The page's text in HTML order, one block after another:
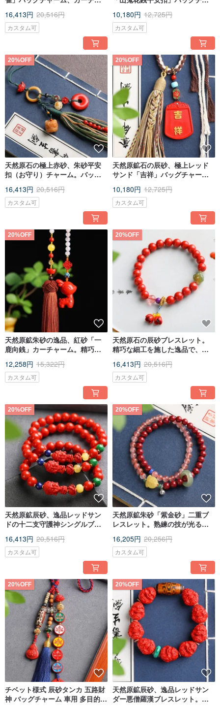
有量95%以上。
16,413円 20,516円
カスタム可
デザインの逸品。
10,180円 12,725円
カスタム可
20%OFF
天然原石の極上赤砂、朱砂平安
扣（お守り）チャーム。バッグ
朱砂含有量95%以上。
16,413円 20,516円
カスタム可
20%OFF
天然原鉱石の辰砂、極上レッド
サンド「吉祥」バッグチャー
ーム。辰砂含有量95%以上。
10,180円 12,725円
カスタム可
20%OFF
天然原鉱朱砂の逸品、紅砂「一
鹿向銭」カーチャーム。精巧な
12,258円 15,322円
カスタム可
20%OFF
天然原石の辰砂ブレスレット。
精巧な細工を施した逸品で、辰
16,413円 20,516円
カスタム可
20%OFF
天然原鉱辰砂、逸品レッドサン
ドの十二支守護神シングルブレ
上。
16,413円 20,516円
カスタム可
20%OFF
天然原鉱朱砂「紫金砂」二重ブ
レスレット。熟練の技が光る逸
上。
16,205円 20,256円
カスタム可
20%OFF
チベット様式 辰砂タンカ 五路財
神 バッグチャーム 車用 多目的チ
20%OFF
天然原鉱辰砂、逸品レッドサン
ダー悪僧羅漢ブレスレット。オ